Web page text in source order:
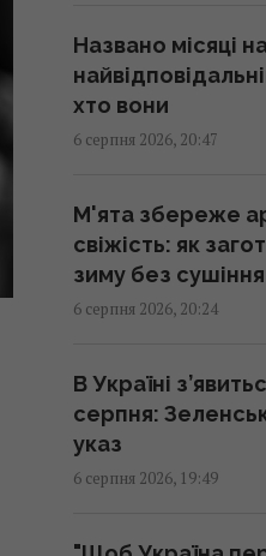
Частина ракети
розбилася об
20:58 четвер, 06 серпня
Названо місяці
хто вони
6 серпня 2026, 20:47
М'ята збереже
свіжість: як
зиму без сушіння
6 серпня 2026, 20:24
В Україні
серпня:
указ
6 серпня 2026, 19:49